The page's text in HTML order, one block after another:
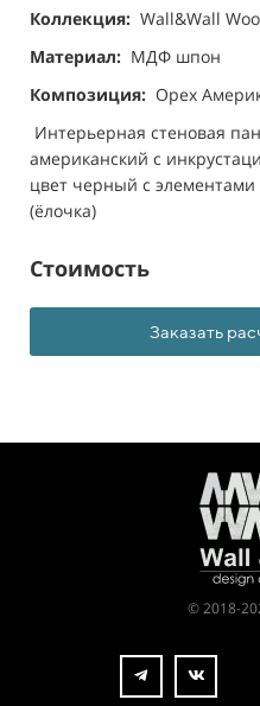
Коллекция: Wall&Wall
Материал: МДФ шпон
Композиция: Орех
Интерьерная стеновая
американский с
цвет черный с
(ёлочка)
Стоимость
Заказать
© 2018-